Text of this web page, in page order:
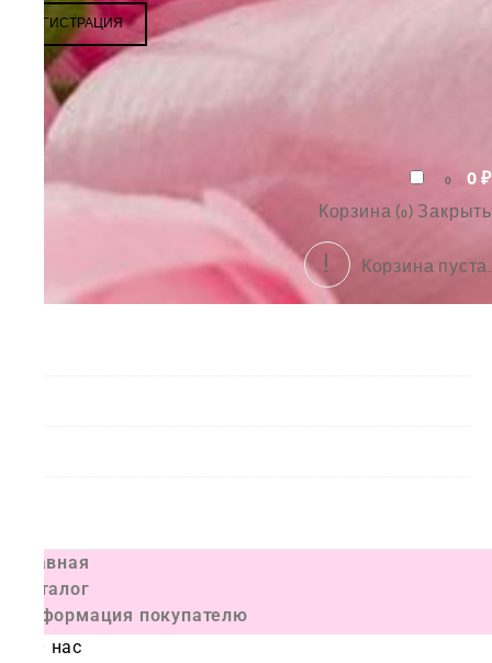
РЕГИСТРАЦИЯ
0 0₽
Корзина (0) Закрыть
Корзина пуста.
Главная
Каталог
Информация покупателю
О нас